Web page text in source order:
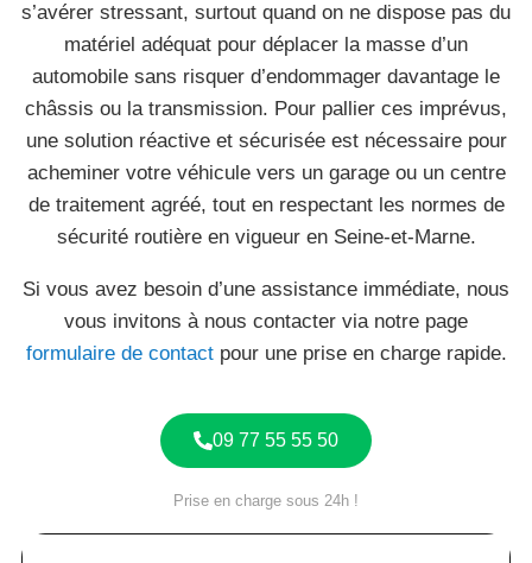
s’avérer stressant, surtout quand on ne dispose pas du
matériel adéquat pour déplacer la masse d’un
automobile sans risquer d’endommager davantage le
châssis ou la transmission. Pour pallier ces imprévus,
une solution réactive et sécurisée est nécessaire pour
acheminer votre véhicule vers un garage ou un centre
de traitement agréé, tout en respectant les normes de
sécurité routière en vigueur en Seine-et-Marne.
Si vous avez besoin d’une assistance immédiate, nous
vous invitons à nous contacter via notre page
formulaire de contactpour une prise en charge rapide.
09 77 55 55 50
Prise en charge sous 24h !